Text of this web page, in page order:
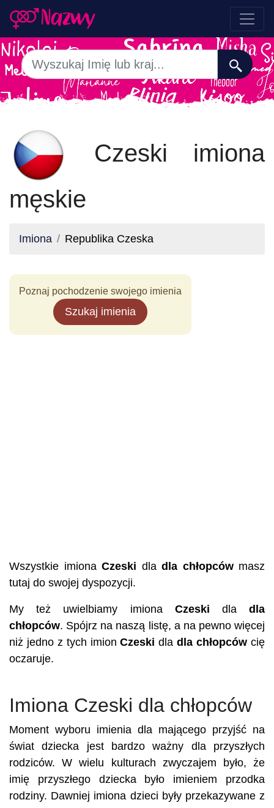
Czeski imiona
męskie
Imiona Republika Czeska
Poznaj pochodzenie swojego imienia
Szukaj imienia
Wszystkie imiona Czeski dla dla chłopcówmasz
tutaj do swojej dyspozycji.
My też uwielbiamy imiona Czeski dladla
chłopców. Spójrz na naszą listę, a na pewno więcej
niż jedno z tych imionCzeski dladla chłopców cię
oczaruje.
Imiona Czeski dla chłopców
Moment wyboru imienia dla mającego przyjść na
świat dziecka jest bardzo ważny dla przyszłych
rodziców. W wielu kulturach zwyczajem było, że
imię przyszłego dziecka było imieniem przodka
rodziny. Dawniej imiona dzieci były przekazywane z